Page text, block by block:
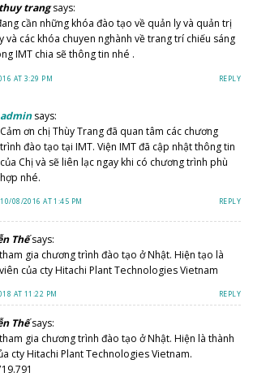
trang says:
cần những khóa đào tạo về quản ly và quản trị
và các khóa chuyen nghành về trang trí chiếu sáng
IMT chia sẽ thông tin nhé .
AT 3:29 PM REPLY
admin says:
Cảm ơn chị Thùy Trang đã quan tâm các chương
trình đào tạo tại IMT. Viện IMT đã cập nhật thông tin
của Chị và sẽ liên lạc ngay khi có chương trình phù
hợp nhé.
10/08/2016 AT 1:45 PM REPLY
Thế says:
gia chương trình đào tạo ở Nhật. Hiện tạo là
của cty Hitachi Plant Technologies Vietnam
AT 11:22 PM REPLY
Thế says:
gia chương trình đào tạo ở Nhật. Hiện là thành
cty Hitachi Plant Technologies Vietnam.